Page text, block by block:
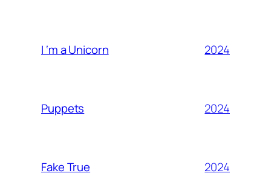
I ‘m a Unicorn 2024
Puppets 2024
Fake True 2024